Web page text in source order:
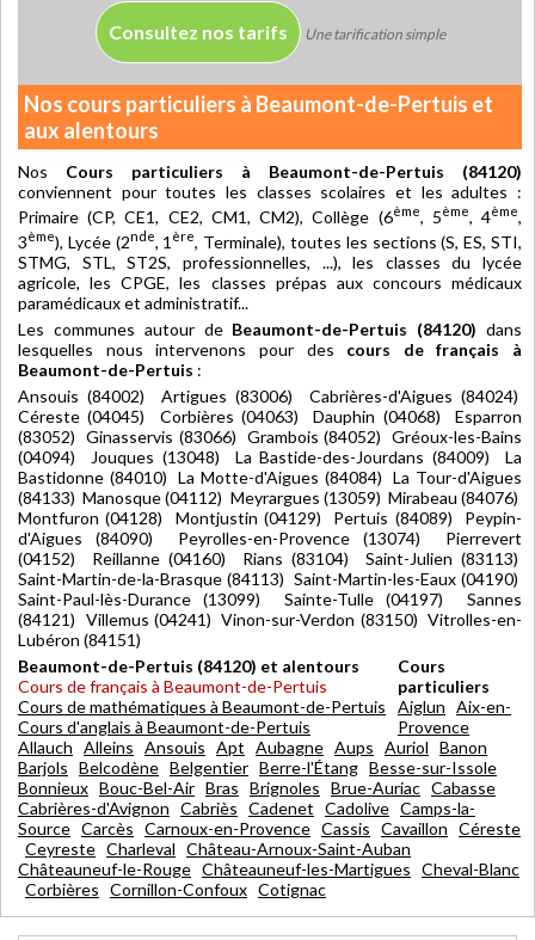
Consultez nos tarifs Une tarification simple
Nos cours particuliers à Beaumont-de-Pertuis et
aux alentours
Nos Cours particuliers à Beaumont-de-Pertuis (84120)
conviennent pour toutes les classes scolaires et les adultes :
Primaire (CP, CE1, CE2, CM1, CM2), Collège (6ème, 5ème, 4ème,
3ème), Lycée (2nde, 1 ère, Terminale), toutes les sections (S, ES, STI,
STMG, STL, ST2S, professionnelles, ...), les classes du lycée
agricole, les CPGE, les classes prépas aux concours médicaux
paramédicaux et administratif...
Les communes autour de Beaumont-de-Pertuis (84120) dans
lesquelles nous intervenons pour des cours de français à
Beaumont-de-Pertuis :
Ansouis (84002) Artigues (83006) Cabrières-d'Aigues (84024)
Céreste (04045) Corbières (04063) Dauphin (04068) Esparron
(83052) Ginasservis (83066) Grambois (84052) Gréoux-les-Bains
(04094) Jouques (13048) La Bastide-des-Jourdans (84009) La
Bastidonne (84010) La Motte-d'Aigues (84084) La Tour-d'Aigues
(84133) Manosque (04112) Meyrargues (13059) Mirabeau (84076)
Montfuron (04128) Montjustin (04129) Pertuis (84089) Peypin-
d'Aigues (84090) Peyrolles-en-Provence (13074) Pierrevert
(04152) Reillanne (04160) Rians (83104) Saint-Julien (83113)
Saint-Martin-de-la-Brasque (84113) Saint-Martin-les-Eaux (04190)
Saint-Paul-lès-Durance (13099) Sainte-Tulle (04197) Sannes
(84121) Villemus (04241) Vinon-sur-Verdon (83150) Vitrolles-en-
Lubéron (84151)
Beaumont-de-Pertuis (84120) et alentours
Cours de français à Beaumont-de-Pertuis
Cours de mathématiques à Beaumont-de-Pertuis
Cours d'anglais à Beaumont-de-Pertuis
Cours
particuliers
Aiglun Aix-en-
Provence
Allauch Alleins Ansouis Apt Aubagne Aups Auriol Banon
Barjols Belcodène Belgentier Berre-l'Étang Besse-sur-Issole
Bonnieux Bouc-Bel-Air Bras Brignoles Brue-Auriac Cabasse
Cabrières-d'Avignon Cabriès Cadenet Cadolive Camps-la-
Source Carcès Carnoux-en-Provence Cassis Cavaillon Céreste
Ceyreste Charleval Château-Arnoux-Saint-Auban
Châteauneuf-le-Rouge Châteauneuf-les-Martigues Cheval-Blanc
Corbières Cornillon-Confoux Cotignac